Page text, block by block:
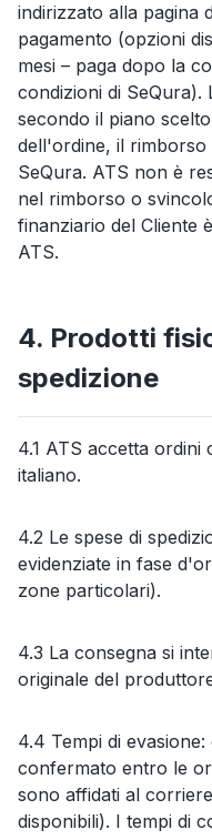
indirizzato alla pagina
pagamento (opzioni
mesi – paga dopo la
condizioni di SeQura).
secondo il piano
dell'ordine, il rimborso
SeQura. ATS non è
nel rimborso o
finanziario del Cliente
ATS.
4. Prodotti
spedizione
4.1 ATS accetta
italiano.
4.2 Le spese di
evidenziate in fase
zone particolari).
4.3 La consegna si
originale del
4.4 Tempi di
confermato entro le
sono affidati al
disponibili). I tempi di